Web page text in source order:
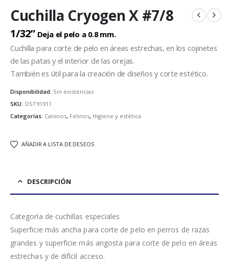
Cuchilla Cryogen X #7/8
1/32”Deja el pelo a 0.8 mm.
Cuchilla para corte de pelo en áreas estrechas, en los cojinetes
de las patas y el interior de las orejas.
También es útil para la creación de diseños y corte estético.
Disponibilidad: Sin existencias
SKU: OST91911
Categorías: Caninos, Felinos, Higiene y estética
AÑADIR A LISTA DE DESEOS
DESCRIPCIÓN
Categoría de cuchillas especiales
Superficie más ancha para corte de pelo en perros de razas
grandes y superficie más angosta para corte de pelo en áreas
estrechas y de difícil acceso.